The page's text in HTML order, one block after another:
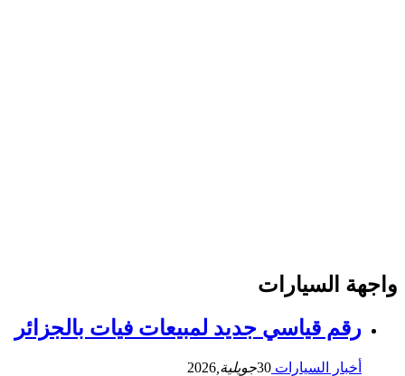
واجهة السيارات
رقم قياسي جديد لمبيعات فيات بالجزائر
أخبار السيارات 30جويلية, 2026